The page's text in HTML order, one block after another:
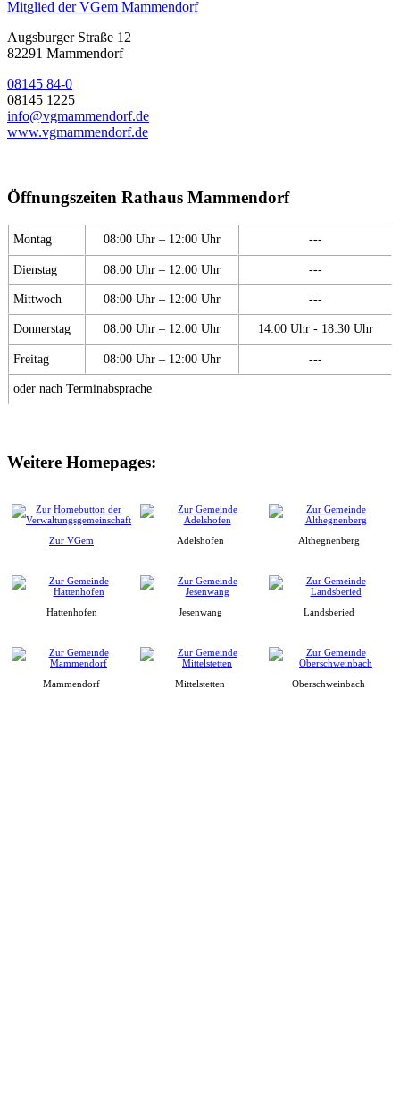
Mitglied der VGem Mammendorf
Augsburger Straße 12
82291 Mammendorf
08145 84-0
08145 1225
info@vgmammendorf.de
www.vgmammendorf.de
Öffnungszeiten Rathaus Mammendorf
Montag 08:00 Uhr – 12:00 Uhr ---
Dienstag 08:00 Uhr – 12:00 Uhr ---
Mittwoch 08:00 Uhr – 12:00 Uhr ---
Donnerstag 08:00 Uhr – 12:00 Uhr 14:00 Uhr - 18:30 Uhr
Freitag 08:00 Uhr – 12:00 Uhr ---
oder nach Terminabsprache
Weitere Homepages:
Zur VGem Adelshofen Althegnenberg
Hattenhofen Jesenwang Landsberied
Mammendorf Mittelstetten Oberschweinbach